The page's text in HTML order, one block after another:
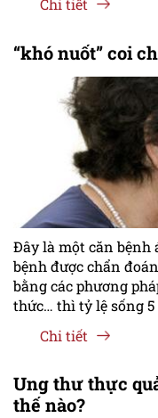
Chi tiết
“khó nuốt” coi
Đây là một căn bệnh
bệnh được chẩn
bằng các phương
thức… thì tỷ lệ sống 5
Chi tiết
Ung thư thực
thế nào?